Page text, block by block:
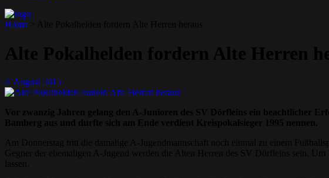
Home Alte Pokalhelden fordern Alte Herren heraus
Alte Pokalhelden fordern Alte Herren
4. August 2015
Vor zwanzig Jahren gelang den A-Junioren des SV Dörfleins ein beachtlicher
Bamberg aus und durfte sich am Ende verdient Kreispokalsieger 1995 nennen.
Am Donnerstag tritt die damalige A-Jugendmannschaft noch einmal zu einem
Gegner der ehemaligen A-Jugend werden die Alten Herren des SV Dörfleins sein.
lassen.